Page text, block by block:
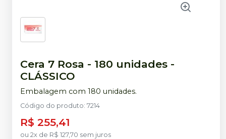
Cera 7 Rosa - 180 unidades -
CLÁSSICO
Embalagem com 180 unidades.
Código do produto: 7214
R$ 255,41
ou 2x de R$ 127,70 sem juros